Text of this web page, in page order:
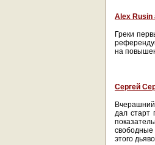
Alex Rusin
Греки
на
Сергей
дал старт
свободные
этого